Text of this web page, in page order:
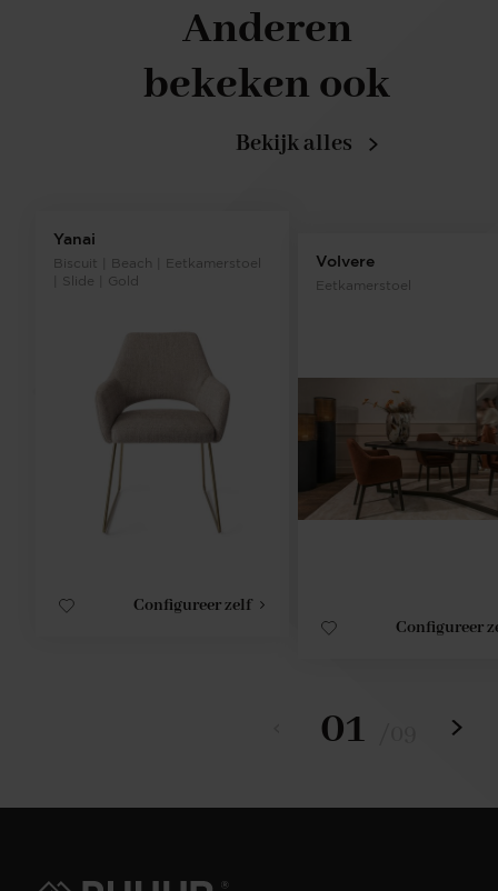
Yanai
Biscuit | Beach | Eetkamerstoel
| Slide | Gold
Configureer zelf
Volvere
Eetkamerstoel
Configureer
Anderen
bekeken ook
Bekijk alles
01